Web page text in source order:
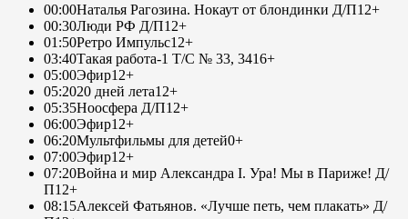
00:00Наталья Рагозина. Нокаут от блондинки Д/П12+
00:30Люди РФ Д/П12+
01:50Ретро Импульс12+
03:40Такая работа-1 Т/С № 33, 3416+
05:00Эфир12+
05:2020 дней лета12+
05:35Ноосфера Д/П12+
06:00Эфир12+
06:20Мультфильмы для детей0+
07:00Эфир12+
07:20Война и мир Александра I. Ура! Мы в Париже! Д/
П12+
08:15Алексей Фатьянов. «Лучше петь, чем плакать» Д/